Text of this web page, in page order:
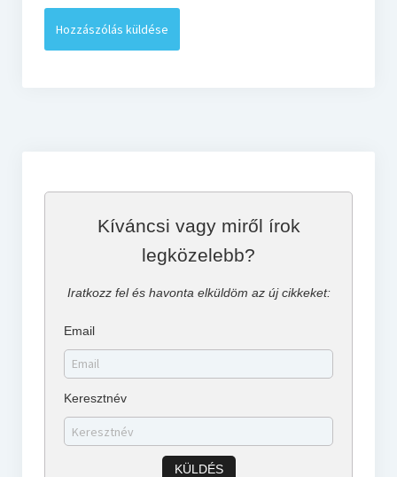
Kíváncsi vagy miről írok
legközelebb?
Iratkozz fel és havonta elküldöm az új cikkeket:
Email
Keresztnév
KÜLDÉS